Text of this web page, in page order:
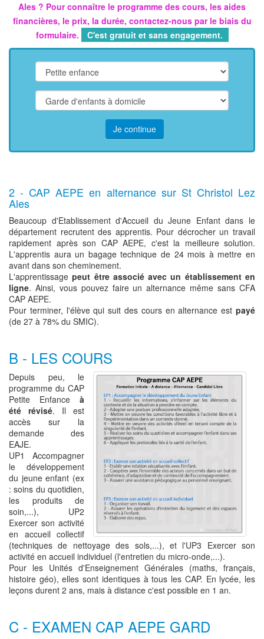
Ales ? Pour connaître le programme des cours, les aides
financières, le prix, la durée, contactez-nous par le biais du
formulaire.
C'est gratuit et sans engagement.
Je continue
2 - CAP AEPE en alternance sur St Christol Lez
Ales
Beaucoup d'Etablissement d'Accueil du Jeune Enfant dans le
département recrutent des apprentis. Pour décrocher un travail
rapidement après son CAP AEPE, c'est la meilleure solution.
L'apprentis aura un bagage technique de 24 mois à mettre en
avant dans son cheminement.
L'apprentissagepeut être associé avec un établissement en
ligne. Ainsi, vous pouvez faire un alternance même sans CFA
CAP AEPE.
Pour terminer, l'élève qui suit des cours en alternance est payé
(de 27 à 78% du SMIC).
B - LES COURS
Depuis peu, le
programme du CAP
Petite Enfance à
été révisé. Il est
accès sur la
demande des
EAJE.
UP1 Accompagner
le développement
du jeune enfant (ex
: soins du quotidien,
les produits de
soin,...), UP2
Exercer son activité
en accueil collectif
(techniques de nettoyage des sols,...), et l'UP3 Exercer son
activité en accueil individuel (l'entretien du micro-onde,...).
Pour les Unités d'Enseignement Générales (maths, français,
histoire géo), elles sont identiques à tous les CAP. En lycée, les
leçons durent 2 ans, mais à distance c'est possible en 1 an.
C - EXAMEN CAP AEPE GARD